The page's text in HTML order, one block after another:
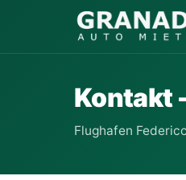
Kontakt
Flughafen